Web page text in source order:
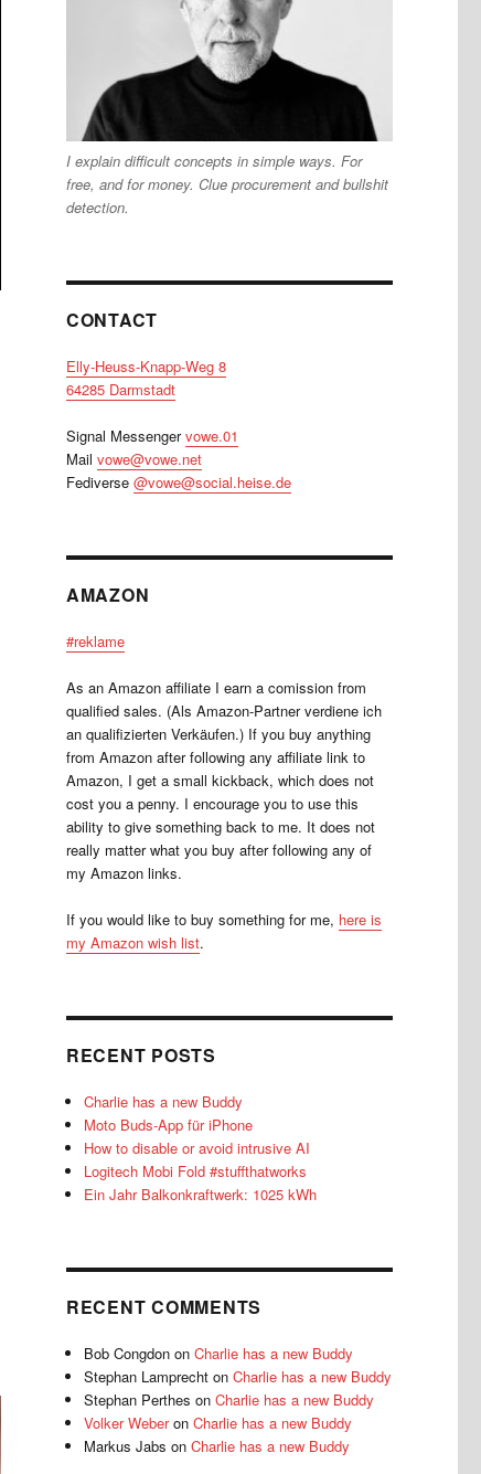
I explain difficult concepts in simple ways. For
free, and for money. Clue procurement and bullshit
detection.
CONTACT
Elly-Heuss-Knapp-Weg 8
64285 Darmstadt
Signal Messengervowe.01
Mail vowe@vowe.net
Fediverse @vowe@social.heise.de
AMAZON
#reklame
As an Amazon affiliate I earn a comission from
qualified sales. (Als Amazon-Partner verdiene ich
an qualifizierten Verkäufen.) If you buy anything
from Amazon after following any affiliate link to
Amazon, I get a small kickback, which does not
cost you a penny. I encourage you to use this
ability to give something back to me. It does not
really matter what you buy after following any of
my Amazon links.
If you would like to buy something for me, here is
my Amazon wish list.
RECENT POSTS
Charlie has a new Buddy
Moto Buds-App für iPhone
How to disable or avoid intrusive AI
Logitech Mobi Fold #stuffthatworks
Ein Jahr Balkonkraftwerk: 1025 kWh
RECENT COMMENTS
Bob Congdon onCharlie has a new Buddy
Stephan Lamprecht onCharlie has a new Buddy
Stephan Perthes onCharlie has a new Buddy
Volker WeberonCharlie has a new Buddy
Markus Jabs onCharlie has a new Buddy